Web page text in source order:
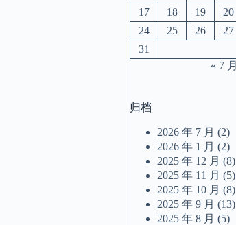
17
18 19 20
24
25 26 27
31
« 7 月
归档
2026 年 7 月 (2)
2026 年 1 月 (2)
2025 年 12 月 (8)
2025 年 11 月 (5)
2025 年 10 月 (8)
2025 年 9 月 (13)
2025 年 8 月 (5)